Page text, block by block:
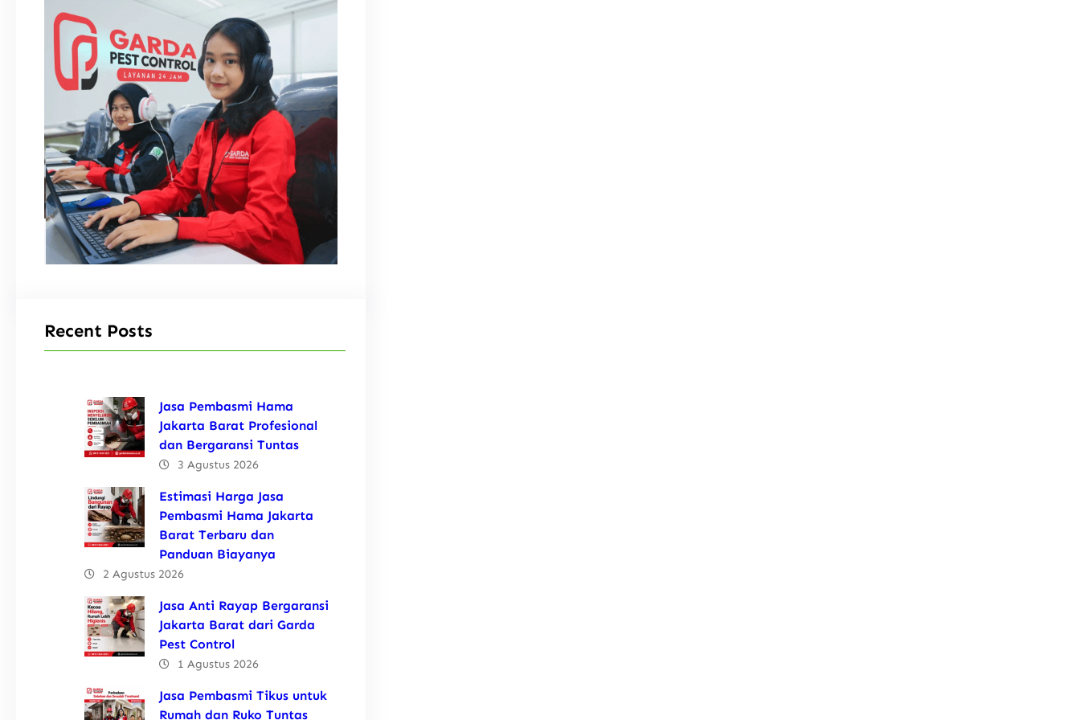
Recent Posts
Jasa Pembasmi Hama
Jakarta Barat Profesional
dan Bergaransi Tuntas
3 Agustus 2026
Estimasi Harga Jasa
Pembasmi Hama Jakarta
Barat Terbaru dan
Panduan Biayanya
2 Agustus 2026
Jasa Anti Rayap Bergaransi
Jakarta Barat dari Garda
Pest Control
1 Agustus 2026
Jasa Pembasmi Tikus untuk
Rumah dan Ruko Tuntas